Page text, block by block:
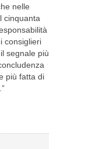
nelle
cinquanta
consiglieri
segnale più
più fatta di